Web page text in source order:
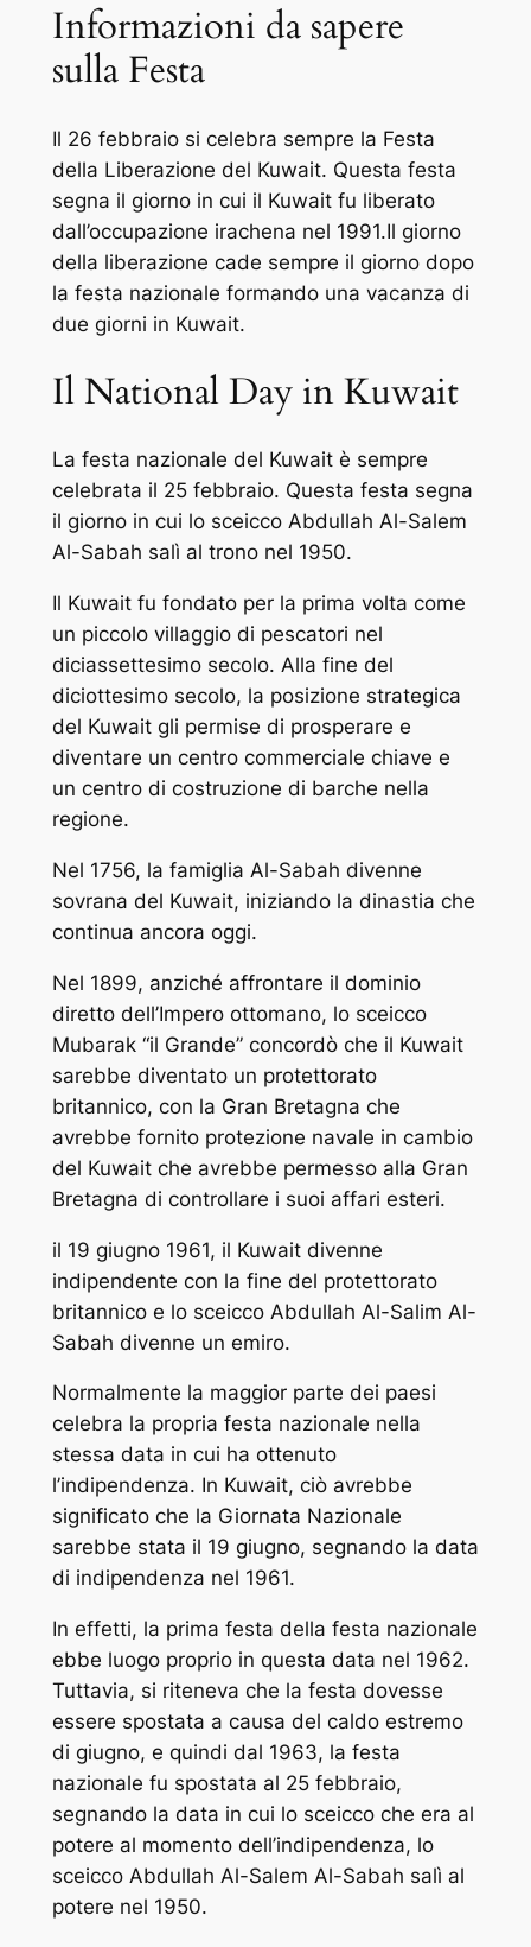
Informazioni da sapere
sulla Festa
Il 26 febbraio si celebra sempre la Festa
della Liberazione del Kuwait. Questa festa
segna il giorno in cui il Kuwait fu liberato
dall’occupazione irachena nel 1991.Il giorno
della liberazione cade sempre il giorno dopo
la festa nazionale formando una vacanza di
due giorni in Kuwait.
Il National Day in Kuwait
La festa nazionale del Kuwait è sempre
celebrata il 25 febbraio. Questa festa segna
il giorno in cui lo sceicco Abdullah Al-Salem
Al-Sabah salì al trono nel 1950.
Il Kuwait fu fondato per la prima volta come
un piccolo villaggio di pescatori nel
diciassettesimo secolo. Alla fine del
diciottesimo secolo, la posizione strategica
del Kuwait gli permise di prosperare e
diventare un centro commerciale chiave e
un centro di costruzione di barche nella
regione.
Nel 1756, la famiglia Al-Sabah divenne
sovrana del Kuwait, iniziando la dinastia che
continua ancora oggi.
Nel 1899, anziché affrontare il dominio
diretto dell’Impero ottomano, lo sceicco
Mubarak “il Grande” concordò che il Kuwait
sarebbe diventato un protettorato
britannico, con la Gran Bretagna che
avrebbe fornito protezione navale in cambio
del Kuwait che avrebbe permesso alla Gran
Bretagna di controllare i suoi affari esteri.
il 19 giugno 1961, il Kuwait divenne
indipendente con la fine del protettorato
britannico e lo sceicco Abdullah Al-Salim Al-
Sabah divenne un emiro.
Normalmente la maggior parte dei paesi
celebra la propria festa nazionale nella
stessa data in cui ha ottenuto
l’indipendenza. In Kuwait, ciò avrebbe
significato che la Giornata Nazionale
sarebbe stata il 19 giugno, segnando la data
di indipendenza nel 1961.
In effetti, la prima festa della festa nazionale
ebbe luogo proprio in questa data nel 1962.
Tuttavia, si riteneva che la festa dovesse
essere spostata a causa del caldo estremo
di giugno, e quindi dal 1963, la festa
nazionale fu spostata al 25 febbraio,
segnando la data in cui lo sceicco che era al
potere al momento dell’indipendenza, lo
sceicco Abdullah Al-Salem Al-Sabah salì al
potere nel 1950.